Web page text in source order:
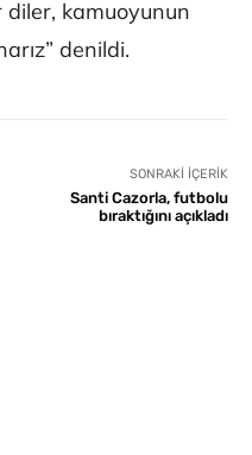
diler, kamuoyunun
denildi.
SONRAKI İÇERIK
Santi Cazorla, futbolu
bıraktığını açıkladı